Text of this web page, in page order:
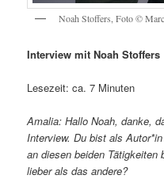
Noah Stoffers, Foto ©
Interview mit Noah Stoffers
Lesezeit: ca. 7 Minuten
Amalia: Hallo Noah, danke,
Interview. Du bist als
an diesen beiden Tätigkeiten
lieber als das andere?